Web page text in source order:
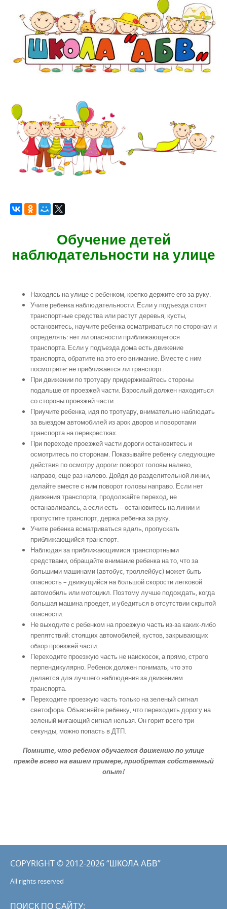
Обучение детей
наблюдательности на улице
Находясь на улице с ребенком, крепко держите его за руку.
Учите ребенка наблюдательности. Если у подъезда стоят
транспортные средства или растут деревья, кусты,
остановитесь, научите ребенка осматриваться по сторонам и
определять: нет ли опасности приближающегося
транспорта. Если у подъезда дома есть движение
транспорта, обратите на это его внимание. Вместе с ним
посмотрите: не приближается ли транспорт.
При движении по тротуару придерживайтесь стороны
подальше от проезжей части. Взрослый должен находиться
со стороны проезжей части.
Приучите ребенка, идя по тротуару, внимательно наблюдать
за выездом автомобилей из арок дворов и поворотами
транспорта на перекрестках.
При переходе проезжей части дороги остановитесь и
осмотритесь по сторонам. Показывайте ребенку следующие
действия по осмотру дороги: поворот головы налево,
направо, еще раз налево. Дойдя до разделительной линии,
делайте вместе с ним поворот головы направо. Если нет
движения транспорта, продолжайте переход, не
останавливаясь, а если есть – остановитесь на линии и
пропустите транспорт, держа ребенка за руку.
Учите ребенка всматриваться вдаль, пропускать
приближающийся транспорт.
Наблюдая за приближающимися транспортными
средствами, обращайте внимание ребенка на то, что за
большими машинами (автобус, троллейбус) может быть
опасность – движущийся на большой скорости легковой
автомобиль или мотоцикл. Поэтому лучше подождать, когда
большая машина проедет, и убедиться в отсутствии скрытой
опасности.
Не выходите с ребенком на проезжую часть из-за каких-либо
препятствий: стоящих автомобилей, кустов, закрывающих
обзор проезжей части.
Переходите проезжую часть не наискосок, а прямо, строго
перпендикулярно. Ребенок должен понимать, что это
делается для лучшего наблюдения за движением
транспорта.
Переходите проезжую часть только на зеленый сигнал
светофора. Объясняйте ребенку, что переходить дорогу на
зеленый мигающий сигнал нельзя. Он горит всего три
секунды, можно попасть в ДТП.
Помните, что ребенок обучается движению по улице
прежде всего на вашем примере, приобретая собственный
опыт!
COPYRIGHT © 2012-2026 “ШКОЛА АБВ”
All rights reserved
ПОИСК ПО САЙТУ: